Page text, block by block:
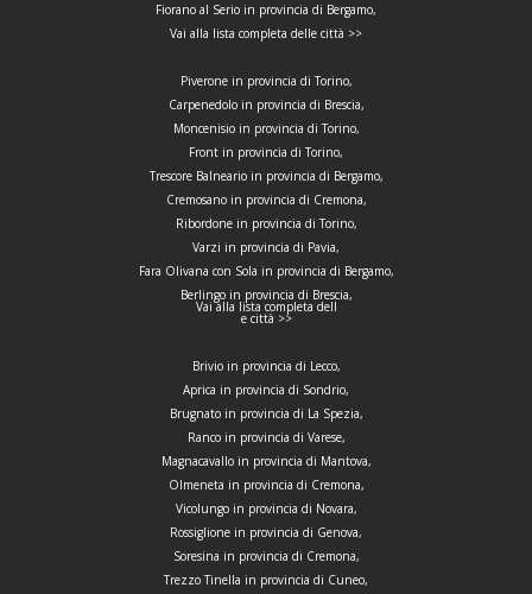
Fiorano al Serio in provincia di Bergamo,
Vai alla lista completa delle città >>
Piverone in provincia di Torino,
Carpenedolo in provincia di Brescia,
Moncenisio in provincia di Torino,
Front in provincia di Torino,
Trescore Balneario in provincia di Bergamo,
Cremosano in provincia di Cremona,
Ribordone in provincia di Torino,
Varzi in provincia di Pavia,
Fara Olivana con Sola in provincia di Bergamo,
Berlingo in provincia di Brescia,
Vai alla lista completa dell
e città >>
Brivio in provincia di Lecco,
Aprica in provincia di Sondrio,
Brugnato in provincia di La Spezia,
Ranco in provincia di Varese,
Magnacavallo in provincia di Mantova,
Olmeneta in provincia di Cremona,
Vicolungo in provincia di Novara,
Rossiglione in provincia di Genova,
Soresina in provincia di Cremona,
Trezzo Tinella in provincia di Cuneo,